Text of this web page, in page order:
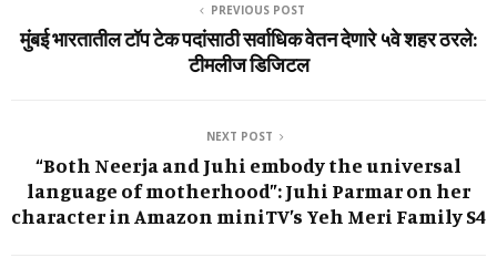
PREVIOUS POST
मुंबई भारतातील टॉप टेक पदांसाठी सर्वाधिक वेतन देणारे ५वे शहर ठरले:
टीमलीज डिजिटल
NEXT POST
“Both Neerja and Juhi embody the universal
language of motherhood”: Juhi Parmar on her
character in Amazon miniTV’s Yeh Meri Family S4